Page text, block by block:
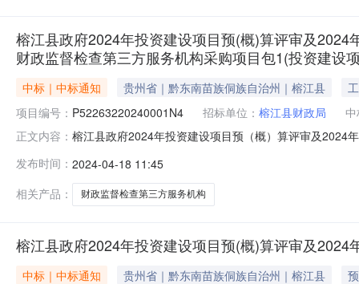
榕江县政府2024年投资建设项目预(概)算评审及
财政监督检查第三方服务机构采购项目包1(投资建设
中标｜中标通知 贵州省｜黔东南苗族侗族自治州｜榕江县
项目编号： P52263220240001N4 招标单位： 榕江县财政局
正文内容： 榕江县政府2024年投资建设项目预（概）算评审及2024
号根据《贵州省公共资源交易管理暂行办法》的规定，
发布时间： 2024-04-18 11:45
相关产品：
财政监督检查第三方服务机构
榕江县政府2024年投资建设项目预(概)算评审及
中标｜中标通知 贵州省｜黔东南苗族侗族自治州｜榕江县